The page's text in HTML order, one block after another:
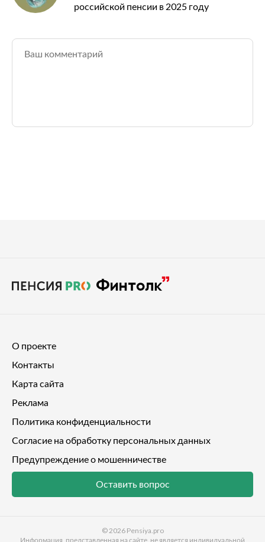
российской пенсии в 2025 году
О проекте
Контакты
Карта сайта
Реклама
Политика конфиденциальности
Согласие на обработку персональных данных
Предупреждение о мошенничестве
Оставить вопрос
© 2026 Pensiya.pro
Информация, представленная на сайте, не является индивидуальной